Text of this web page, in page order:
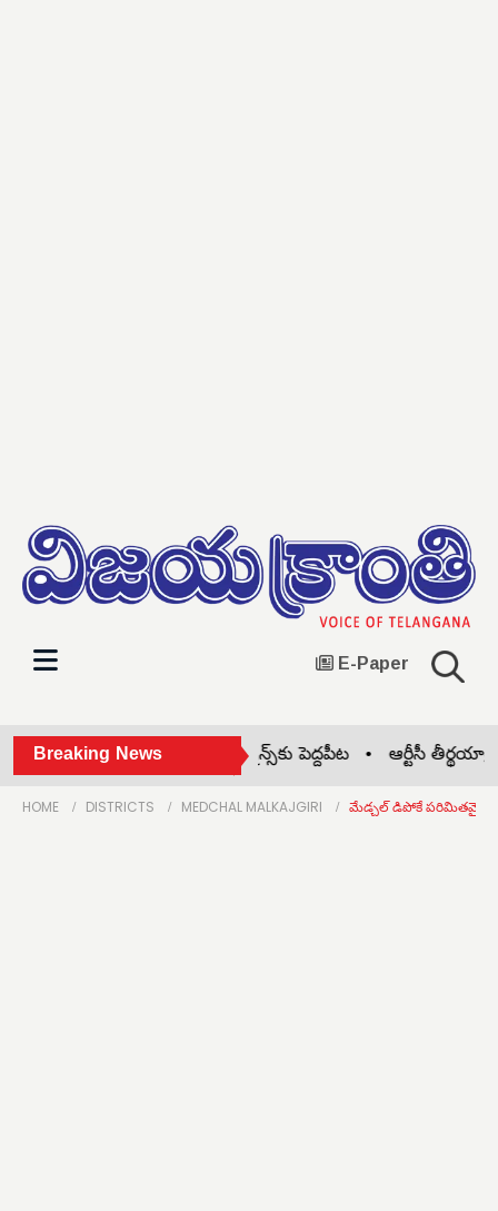
E-Paper
Breaking News
సేవలు.. పేపర్‌లెస్ గవర్నెన్స్‌కు పెద్దపీట •ఆర్టీసీ తీర్థయాత్రల
HOME DISTRICTS MEDCHAL MALKAJGIRI మేడ్చల్ డిపోకే పరిమితమైన